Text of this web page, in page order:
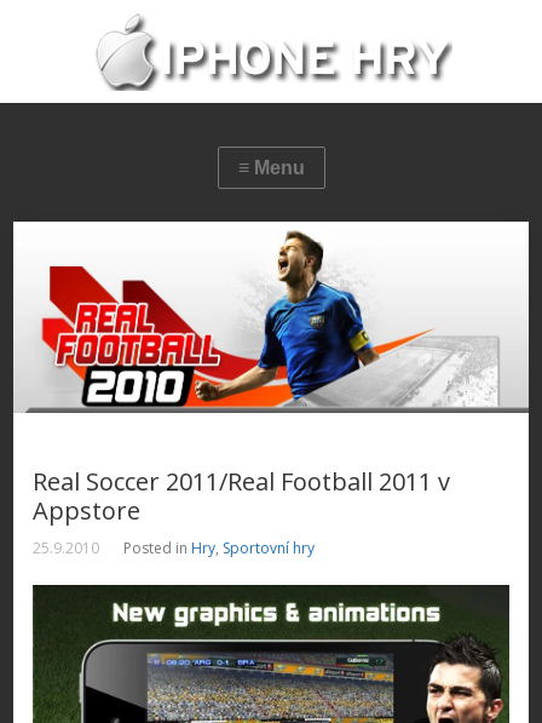
Real Soccer 2011/Real Football 2011 v
Appstore
25.9.2010 Posted in Hry, Sportovní hry